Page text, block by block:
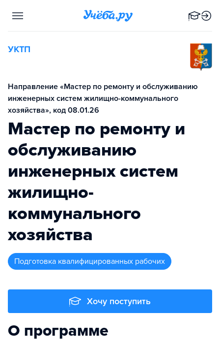
УКТП
Направление «Мастер по ремонту и обслуживанию
инженерных систем жилищно-коммунального
хозяйства», код 08.01.26
Мастер по ремонту и
обслуживанию
инженерных систем
жилищно-
коммунального
хозяйства
подготовка квалифицированных рабочих
Хочу поступить
О программе